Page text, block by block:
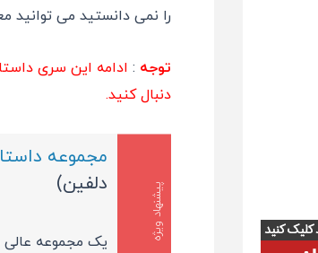
را نمی دانستید می توانید
توجه : ادامه این سری
دنبال کنید.
پیشنهاد ویژه
مجموعه
دلفین)
یک مجموعه عالی